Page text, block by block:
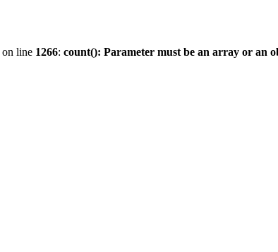
on line 1266: count(): Parameter must be an array or an